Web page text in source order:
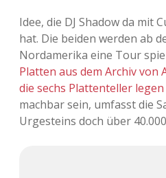
Idee, die DJ Shadow da mit
hat. Die beiden werden ab
Nordamerika eine Tour
Platten aus dem Archiv von
die sechs Plattenteller
machbar sein, umfasst die
Urgesteins doch über